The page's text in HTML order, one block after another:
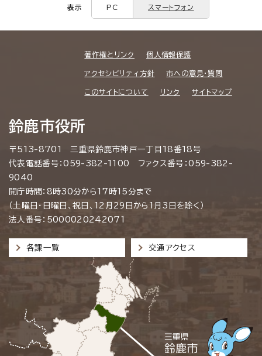
表示 PC スマートフォン
著作権とリンク 個人情報保護
アクセシビリティ方針 市への意見・質問
このサイトについて リンク サイトマップ
鈴鹿市役所
〒513-8701 三重県鈴鹿市神戸一丁目18番18号
代表電話番号：059-382-1100 ファクス番号：059-382-
9040
開庁時間：8時30分から17時15分まで
（土曜日・日曜日、祝日、12月29日から1月3日を除く）
法人番号：5000020242071
各課一覧 交通アクセス